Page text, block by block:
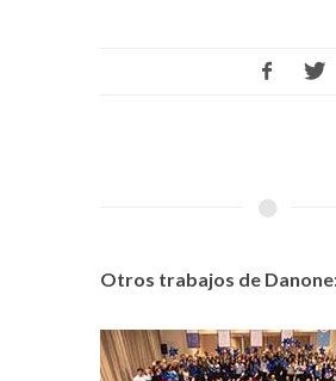
Otros trabajos de